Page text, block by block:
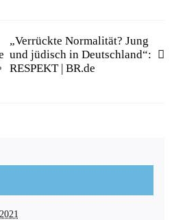
„Verrückte Normalität? Jung
und jüdisch in Deutschland“:
RESPEKT | BR.de